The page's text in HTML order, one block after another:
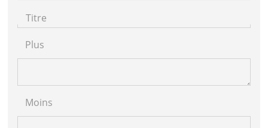
Titre
Plus
Moins